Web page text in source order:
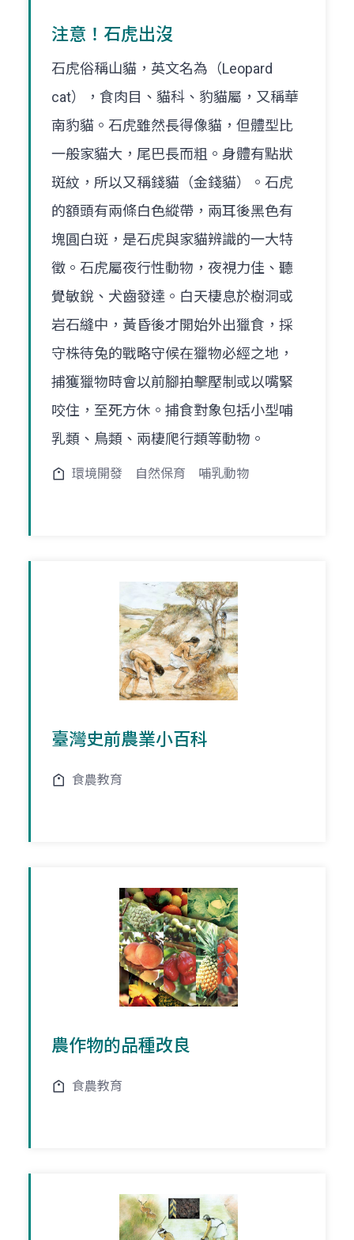
注意！石虎出沒
石虎俗稱山貓，英文名為（Leopard
cat），食肉目、貓科、豹貓屬，又稱華
南豹貓。石虎雖然長得像貓，但體型比
一般家貓大，尾巴長而粗。身體有點狀
斑紋，所以又稱錢貓（金錢貓）。石虎
的額頭有兩條白色縱帶，兩耳後黑色有
塊圓白斑，是石虎與家貓辨識的一大特
徵。石虎屬夜行性動物，夜視力佳、聽
覺敏銳、犬齒發達。白天棲息於樹洞或
岩石縫中，黃昏後才開始外出獵食，採
守株待兔的戰略守候在獵物必經之地，
捕獲獵物時會以前腳拍擊壓制或以嘴緊
咬住，至死方休。捕食對象包括小型哺
乳類、鳥類、兩棲爬行類等動物。
環境開發 自然保育 哺乳動物
臺灣史前農業小百科
食農教育
農作物的品種改良
食農教育